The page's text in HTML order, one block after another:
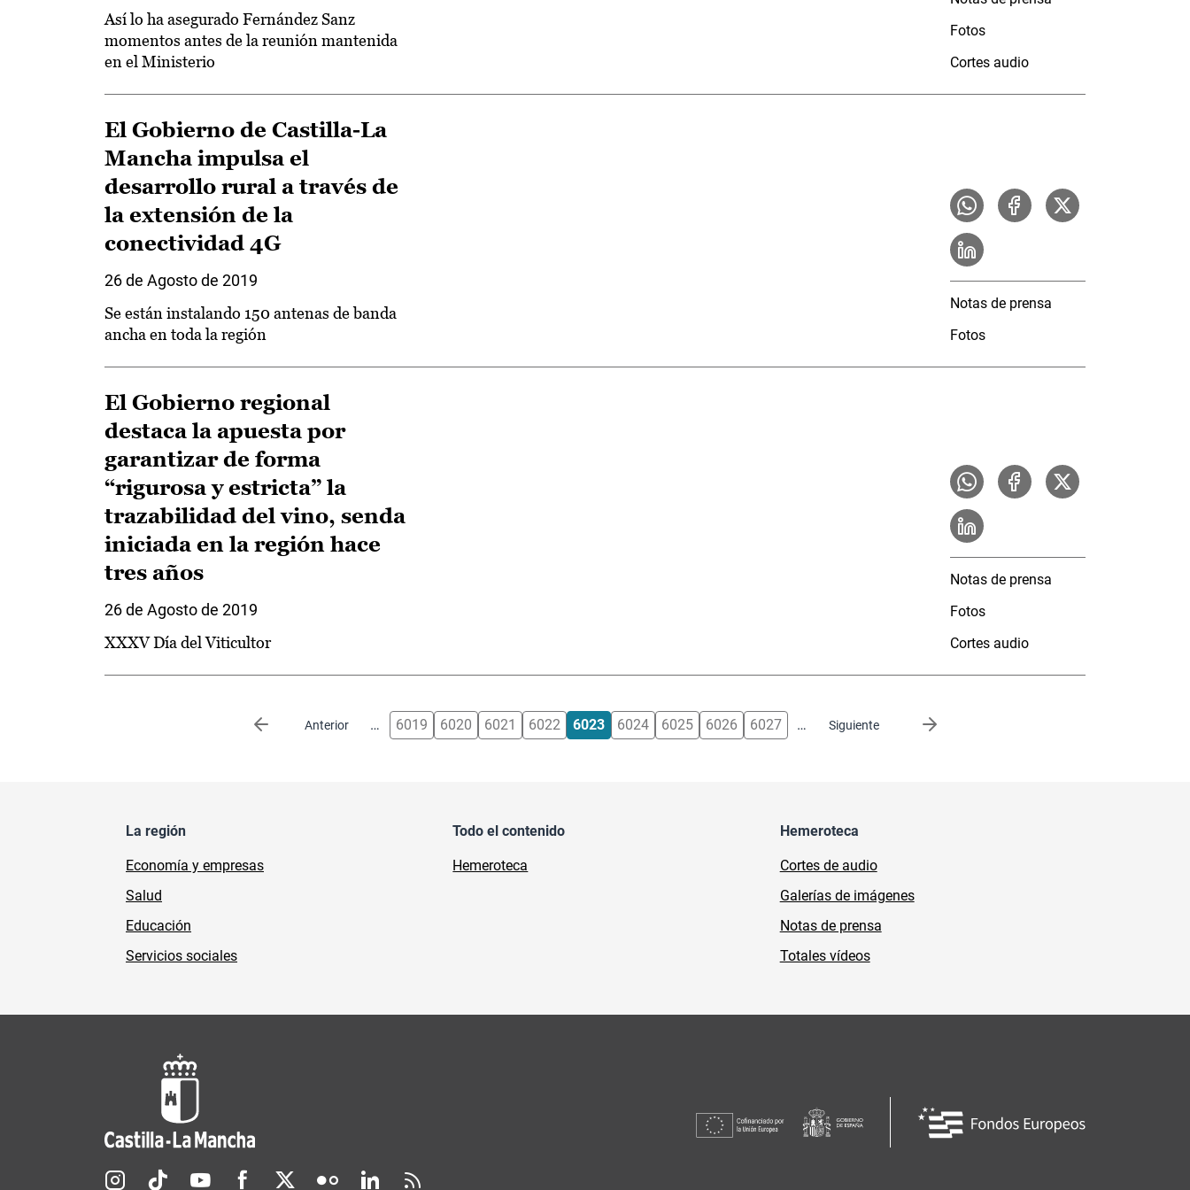
Así lo ha asegurado Fernández Sanz
momentos antes de la reunión mantenida
en el Ministerio
Fotos
Cortes audio
El Gobierno de Castilla-La
Mancha impulsa el
desarrollo rural a través de
la extensión de la
conectividad 4G
26 de Agosto de 2019
Se están instalando 150 antenas de banda
ancha en toda la región
Notas de prensa
Fotos
El Gobierno regional
destaca la apuesta por
garantizar de forma
“rigurosa y estricta” la
trazabilidad del vino, senda
iniciada en la región hace
tres años
26 de Agosto de 2019
XXXV Día del Viticultor
Notas de prensa
Fotos
Cortes audio
Anterior
Página anterior … 6019 6020 6021 6022 6023 6024 6025 6026 6027 … Siguiente
Siguiente página
La región
Economía y empresas
Salud
Educación
Servicios sociales
Todo el contenido
Hemeroteca
Hemeroteca
Cortes de audio
Galerías de imágenes
Notas de prensa
Totales vídeos
Redes sociales JCCM